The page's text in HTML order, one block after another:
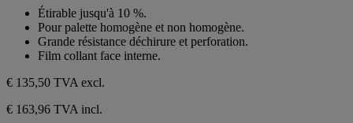
étoiles.
Étirable jusqu'à 10 %.
Pour palette homogène et non homogène.
Grande résistance déchirure et perforation.
Film collant face interne.
€ 135,50 TVA excl.
€ 163,96 TVA incl.